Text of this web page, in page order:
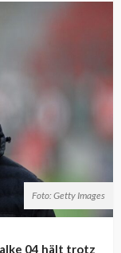
Foto: Getty Images
04 hält trotz